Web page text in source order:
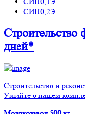
СИП0,2Э
Строительство
дней*
Строительство и
Узнайте о нашем